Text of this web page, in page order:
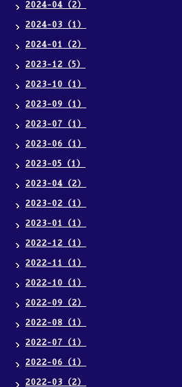
2024-04（2）
2024-03（1）
2024-01（2）
2023-12（5）
2023-10（1）
2023-09（1）
2023-07（1）
2023-06（1）
2023-05（1）
2023-04（2）
2023-02（1）
2023-01（1）
2022-12（1）
2022-11（1）
2022-10（1）
2022-09（2）
2022-08（1）
2022-07（1）
2022-06（1）
2022-03（2）